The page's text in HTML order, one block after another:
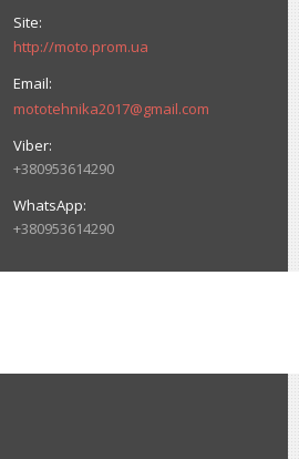
http://moto.prom.ua
mototehnika2017@gmail.com
+380953614290
+380953614290